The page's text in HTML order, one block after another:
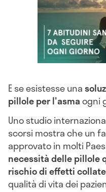
E se esistesse una
pillole per l'asmaogni
Uno studio
scorsi mostra che un
approvato in molti
necessità delle pillole
rischio di effetti
qualità di vita dei